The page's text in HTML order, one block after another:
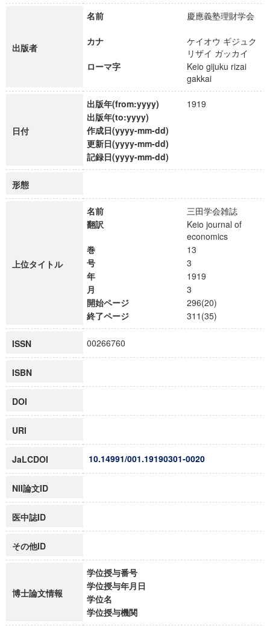
出版者
名前 慶應義塾理財学会
カナ
ケイオウ ギジュク
リザイ ガッカイ
ローマ字
Keio gijuku rizai
gakkai
日付
出版年(from:yyyy)
1919
出版年(to:yyyy)
作成日(yyyy-mm-dd)
更新日(yyyy-mm-dd)
記録日(yyyy-mm-dd)
形態
上位タイトル
名前
三田学会雑誌
翻訳
Keio journal of
economics
巻
13
号
3
年
1919
月
3
開始ページ
296(20)
終了ページ
311(35)
ISSN 00266760
ISBN
DOI
URI
JaLCDOI 10.14991/001.19190301-0020
NII論文ID
医中誌ID
その他ID
博士論文情報
学位授与番号
学位授与年月日
学位名
学位授与機関